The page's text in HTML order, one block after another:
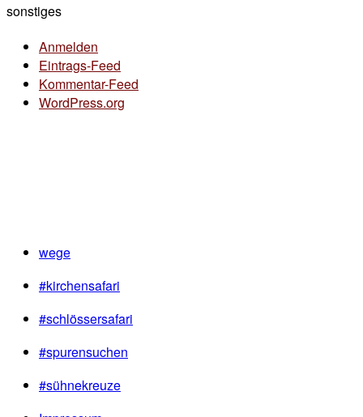
sonstiges
Anmelden
Eintrags-Feed
Kommentar-Feed
WordPress.org
wege
#kirchensafari
#schlössersafari
#spurensuchen
#sühnekreuze